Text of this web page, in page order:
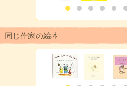
同じ作家の絵本